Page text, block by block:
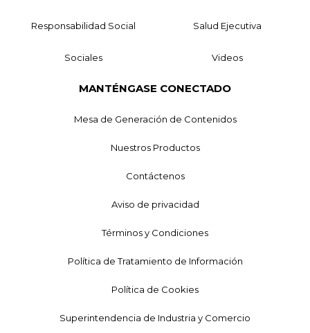
Responsabilidad Social Salud Ejecutiva
Sociales Videos
MANTÉNGASE CONECTADO
Mesa de Generación de Contenidos
Nuestros Productos
Contáctenos
Aviso de privacidad
Términos y Condiciones
Política de Tratamiento de Información
Política de Cookies
Superintendencia de Industria y Comercio